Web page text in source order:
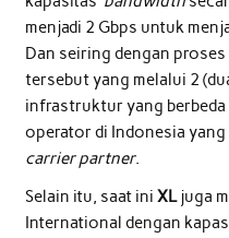
menjadi 2 Gbps untuk
Dan seiring dengan proses
tersebut yang melalui 2
infrastruktur yang berbeda
operator di Indonesia
carrier partner.
Selain itu, saat ini XLjuga
International dengan